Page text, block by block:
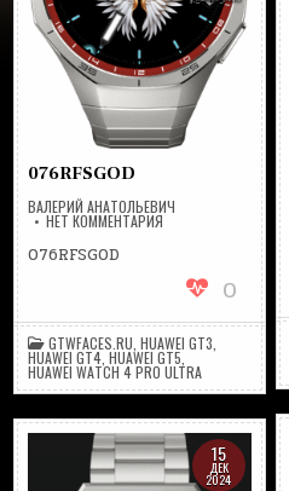
076RFSGOD
ВАЛЕРИЙ АНАТОЛЬЕВИЧ
НЕТ КОММЕНТАРИЯ
076RFSGOD
0
GTWFACES.RU,HUAWEI GT3,
HUAWEI GT4,HUAWEI GT5,
HUAWEI WATCH 4 PRO ULTRA
15
ДЕК
2024